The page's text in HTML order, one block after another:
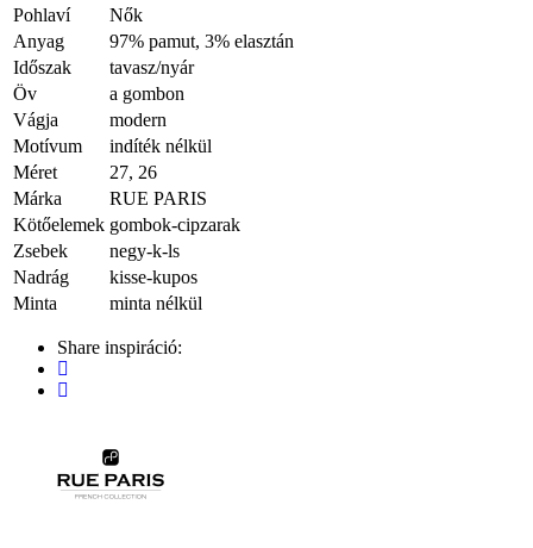
Pohlaví
Nők
Anyag
97% pamut, 3% elasztán
Időszak
tavasz/nyár
Öv
a gombon
Vágja
modern
Motívum
indíték nélkül
Méret
27, 26
Márka
RUE PARIS
Kötőelemek gombok-cipzarak
Zsebek
negy-k-ls
Nadrág
kisse-kupos
Minta
minta nélkül
Share inspiráció: